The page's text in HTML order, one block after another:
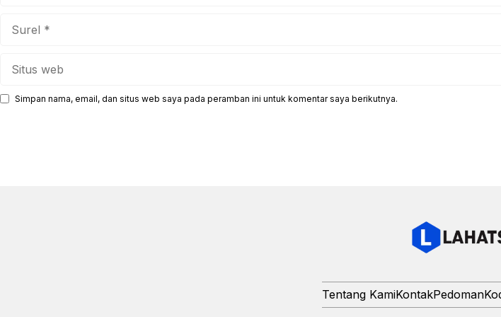
Simpan nama, email, dan situs web saya pada peramban ini untuk komentar saya berikutnya.
Tentang KamiKontakPedoman